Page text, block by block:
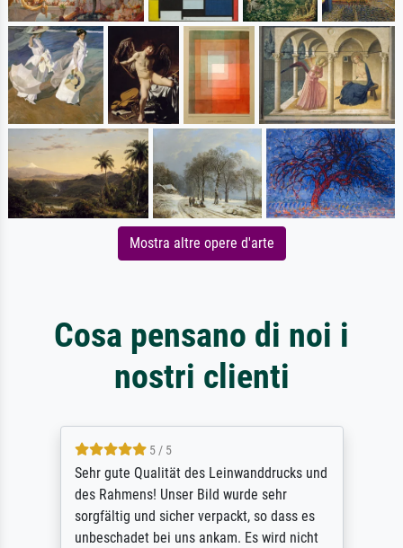
Mostra altre opere d'arte
Cosa pensano di noi i
nostri clienti
5 / 5
Sehr gute Qualität des Leinwanddrucks und
des Rahmens! Unser Bild wurde sehr
sorgfältig und sicher verpackt, so dass es
unbeschadet bei uns ankam. Es wird nicht